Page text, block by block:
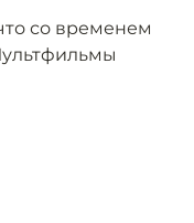
со временем